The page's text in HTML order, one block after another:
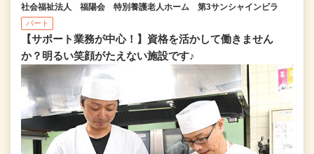
社会福祉法人 福陽会 特別養護老人ホーム 第3サンシャインビラ
パート
【サポート業務が中心！】資格を活かして働きません
か？明るい笑顔がたえない施設です♪